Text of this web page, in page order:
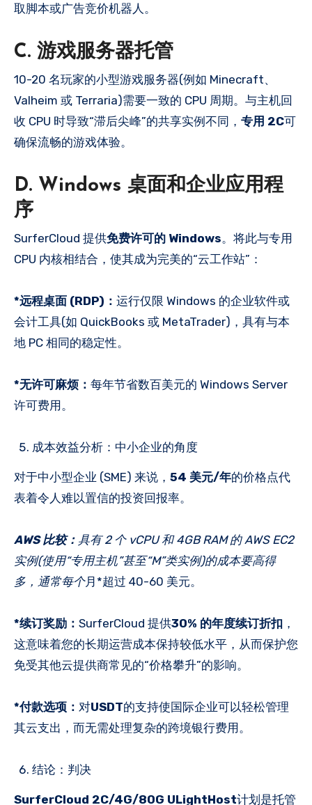
取脚本或广告竞价机器人。
C. 游戏服务器托管
10-20 名玩家的小型游戏服务器(例如 Minecraft、
Valheim 或 Terraria)需要一致的 CPU 周期。与主机回
收 CPU 时导致“滞后尖峰”的共享实例不同， 专用 2C可
确保流畅的游戏体验。
D. Windows 桌面和企业应用程
序
SurferCloud 提供免费许可的 Windows。将此与专用
CPU 内核相结合，使其成为完美的“云工作站”：
*远程桌面 (RDP)： 运行仅限 Windows 的企业软件或
会计工具(如 QuickBooks 或 MetaTrader)，具有与本
地 PC 相同的稳定性。
*无许可麻烦： 每年节省数百美元的 Windows Server
许可费用。
成本效益分析：中小企业的角度
对于中小型企业 (SME) 来说， 54 美元/年的价格点代
表着令人难以置信的投资回报率。
AWS 比较： 具有 2 个 vCPU 和 4GB RAM 的 AWS EC2
实例(使用“专用主机”甚至“M”类实例)的成本要高得
多，通常每个月*超过 40-60 美元。
*续订奖励： SurferCloud 提供30% 的年度续订折扣 ，
这意味着您的长期运营成本保持较低水平，从而保护您
免受其他云提供商常见的“价格攀升”的影响。
*付款选项： 对USDT的支持使国际企业可以轻松管理
其云支出，而无需处理复杂的跨境银行费用。
结论：判决
SurferCloud 2C/4G/80G ULightHost计划是托管